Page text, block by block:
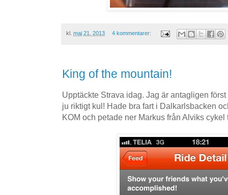
kl. maj 21, 2013 4 kommentarer:
King of the mountain!
Upptäckte Strava idag. Jag är antagligen
ju riktigt kul! Hade bra fart i Dalkarlsbacken
KOM och petade ner Markus från Alviks